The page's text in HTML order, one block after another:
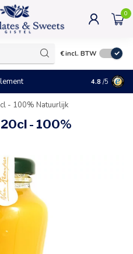
0
€incl. BTW
Kleine
4.8 /5
- 100% Natuurlijk
- 100%